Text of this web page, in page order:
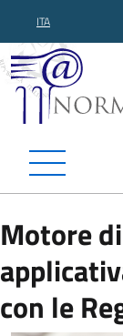
ITA
Motore
con le